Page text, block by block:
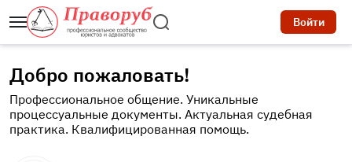
Войти
Добро пожаловать!
Профессиональное общение. Уникальные
процессуальные документы. Актуальная судебная
практика. Квалифицированная помощь.